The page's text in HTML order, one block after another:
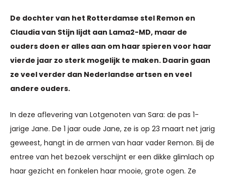
De dochter van het Rotterdamse stel Remon en
Claudia van Stijn lijdt aan Lama2-MD, maar de
ouders doen er alles aan om haar spieren voor haar
vierde jaar zo sterk mogelijk te maken. Daarin gaan
ze veel verder dan Nederlandse artsen en veel
andere ouders.
In deze aflevering van Lotgenoten van Sara: de pas 1-
jarige Jane. De 1 jaar oude Jane, ze is op 23 maart net jarig
geweest, hangt in de armen van haar vader Remon. Bij de
entree van het bezoek verschijnt er een dikke glimlach op
haar gezicht en fonkelen haar mooie, grote ogen. Ze